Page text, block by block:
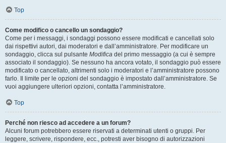
Top
Come modifico o cancello un sondaggio?
Come per i messaggi, i sondaggi possono essere modificati e cancellati solo
dai rispettivi autori, dai moderatori e dall’amministratore. Per modificare un
sondaggio, clicca sul pulsante Modifica del primo messaggio (a cui è sempre
associato il sondaggio). Se nessuno ha ancora votato, il sondaggio può essere
modificato o cancellato, altrimenti solo i moderatori e l’amministratore possono
farlo. Il limite per le opzioni del sondaggio è impostato dall’amministratore. Se
vuoi aggiungere ulteriori opzioni, contatta l’amministratore.
Top
Perché non riesco ad accedere a un forum?
Alcuni forum potrebbero essere riservati a determinati utenti o gruppi. Per
leggere, scrivere, rispondere, ecc., potresti aver bisogno di autorizzazioni